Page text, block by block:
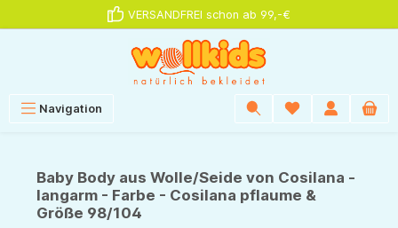
VERSANDFREI schon ab 99,-€
Navigation
Baby Body aus Wolle/Seide von Cosilana -
langarm - Farbe - Cosilana pflaume &
Größe 98/104